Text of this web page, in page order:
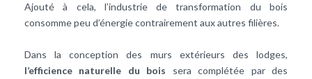
Ajouté à cela, l’industrie de transformation du bois
consomme peu d’énergie contrairement aux autres filières.
Dans la conception des murs extérieurs des lodges,
l’efficience naturelle du bois sera complétée par des